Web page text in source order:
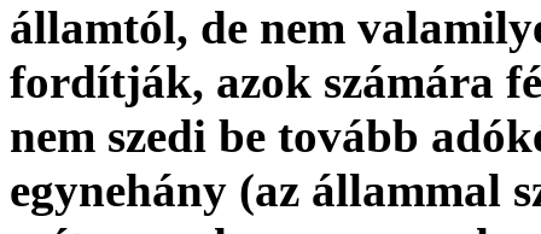
államtól, de nem
fordítják, azok számára
nem szedi be tovább
egynehány (az állammal